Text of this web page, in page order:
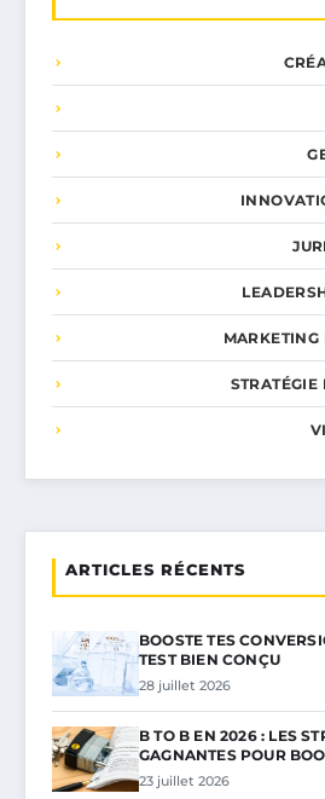
MARKETING
STRATÉGIE
ARTICLES RÉCENTS
BOOSTE TES
TEST BIEN CONÇU
28 juillet 2026
B TO B EN 2026 : LES
GAGNANTES POUR
23 juillet 2026